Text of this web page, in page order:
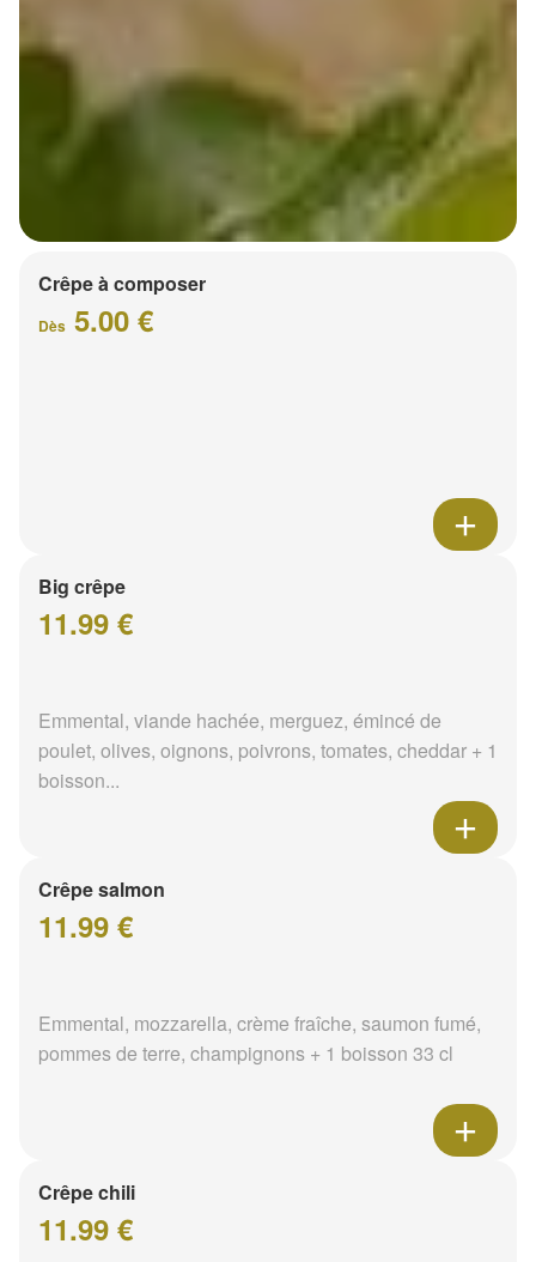
Crêpe à composer
Dès 5.00 €
Big crêpe
11.99 €
Emmental, viande hachée, merguez, émincé de
poulet, olives, oignons, poivrons, tomates, cheddar + 1
boisson...
Crêpe salmon
11.99 €
Emmental, mozzarella, crème fraîche, saumon fumé,
pommes de terre, champignons + 1 boisson 33 cl
Crêpe chili
11.99 €